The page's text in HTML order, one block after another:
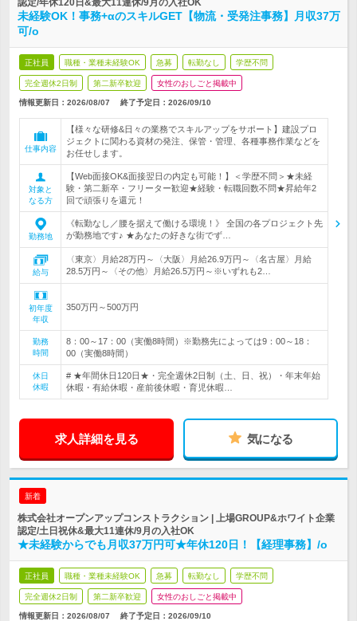
認定/年休120日&最大11連休/9月の入社OK
未経験OK！事務+αのスキルGET【物流・受発注事務】月収37万
可/o
正社員 職種・業種未経験OK 急募 転勤なし 学歴不問
完全週休2日制 第二新卒歓迎 女性のおしごと掲載中
情報更新日：2026/08/07 終了予定日： 2026/09/10
仕事内容
【様々な研修&日々の業務でスキルアップをサポート】建設プロ
ジェクトに関わる資材の発注、保管・管理、各種事務作業などを
お任せします。
対象と
なる方
【Web面接OK&面接翌日の内定も可能！】＜学歴不問＞★未経
験・第二新卒・フリーター歓迎★経験・転職回数不問★昇給年2
回で頑張りを還元！
勤務地
《転勤なし／腰を据えて働ける環境！》 全国の各プロジェクト先
が勤務地です♪ ★あなたの好きな街でず…
給与
〈東京〉月給28万円～〈大阪〉月給26.9万円～〈名古屋〉月給
28.5万円～〈その他〉月給26.5万円～※いずれも2…
初年度
年収
350万円～500万円
勤務
時間
8：00～17：00（実働8時間）※勤務先によっては9：00～18：
00（実働8時間）
休日
休暇
# ★年間休日120日★・完全週休2日制（土、日、祝）・年末年始
休暇・有給休暇・産前後休暇・育児休暇…
求人詳細を見る 気になる
新着
株式会社オープンアップコンストラクション | 上場GROUP&ホワイト企業
認定/土日祝休&最大11連休/9月の入社OK
★未経験からでも月収37万円可★年休120日！【経理事務】/o
正社員 職種・業種未経験OK 急募 転勤なし 学歴不問
完全週休2日制 第二新卒歓迎 女性のおしごと掲載中
情報更新日：2026/08/07 終了予定日： 2026/09/10